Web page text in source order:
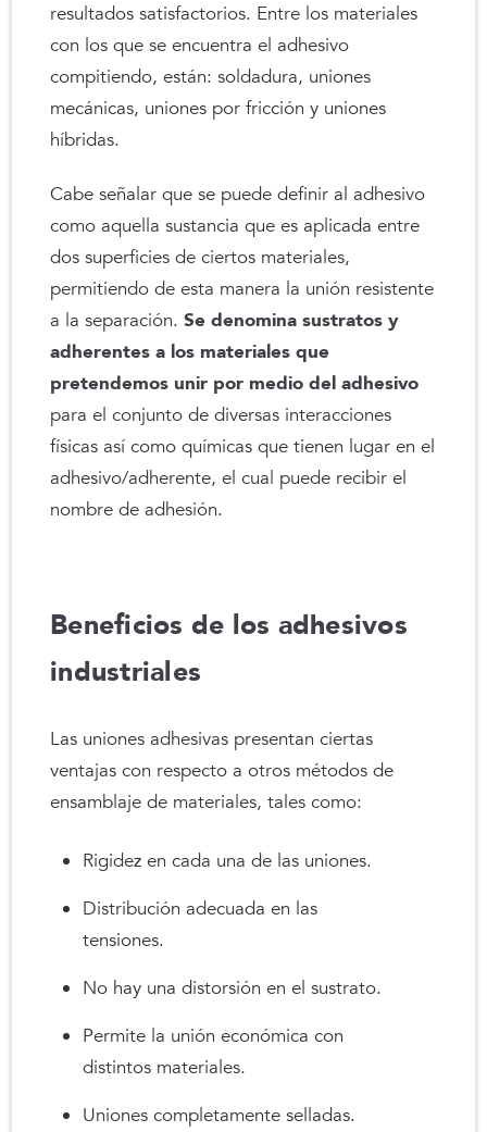
resultados satisfactorios. Entre los materiales
con los que se encuentra el adhesivo
compitiendo, están: soldadura, uniones
mecánicas, uniones por fricción y uniones
híbridas.
Cabe señalar que se puede definir al adhesivo
como aquella sustancia que es aplicada entre
dos superficies de ciertos materiales,
permitiendo de esta manera la unión resistente
a la separación.Se denomina sustratos y
adherentes a los materiales que
pretendemos unir por medio del adhesivo
para el conjunto de diversas interacciones
físicas así como químicas que tienen lugar en el
adhesivo/adherente, el cual puede recibir el
nombre de adhesión.
Beneficios de los adhesivos
industriales
Las uniones adhesivas presentan ciertas
ventajas con respecto a otros métodos de
ensamblaje de materiales, tales como:
Rigidez en cada una de las uniones.
Distribución adecuada en las
tensiones.
No hay una distorsión en el sustrato.
Permite la unión económica con
distintos materiales.
Uniones completamente selladas.